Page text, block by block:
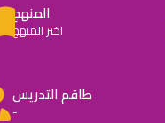
المنهج
اختر المنهج
طاقم التدريس
-